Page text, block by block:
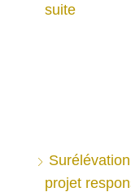
suite
projet